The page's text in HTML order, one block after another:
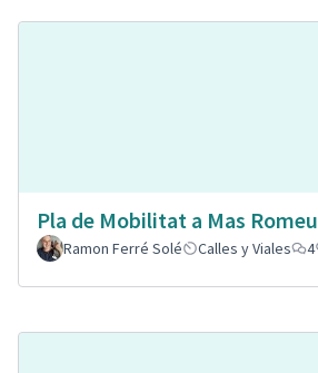
Pla de Mobilitat a Mas Romeu
Ramon Ferré Solé
Calles y Viales 4